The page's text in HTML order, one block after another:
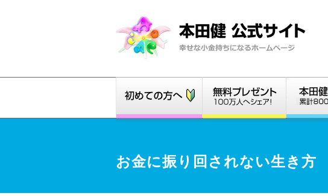
お金に振り回されない生き方